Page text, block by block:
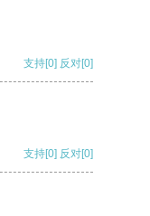
支持[0] 反对[0]
支持[0] 反对[0]